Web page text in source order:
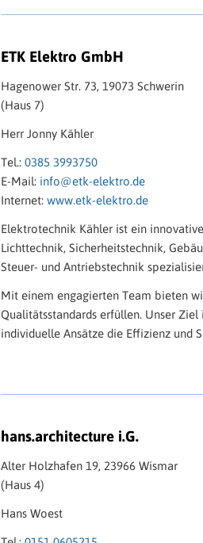
ETK Elektro GmbH
Hagenower Str. 73, 19073 Schwerin
(Haus 7)
Herr Jonny Kähler
Tel.: 0385 3993750
E-Mail: info@etk-elektro.de
Internet: www.etk-elektro.de
Elektrotechnik Kähler ist ein
Lichttechnik, Sicherheitstechnik,
Steuer- und Antriebstechnik
Mit einem engagierten Team bieten
Qualitätsstandards erfüllen. Unser
individuelle Ansätze die Effizienz und
hans.architecture i.G.
Alter Holzhafen 19, 23966 Wismar
(Haus 4)
Hans Woest